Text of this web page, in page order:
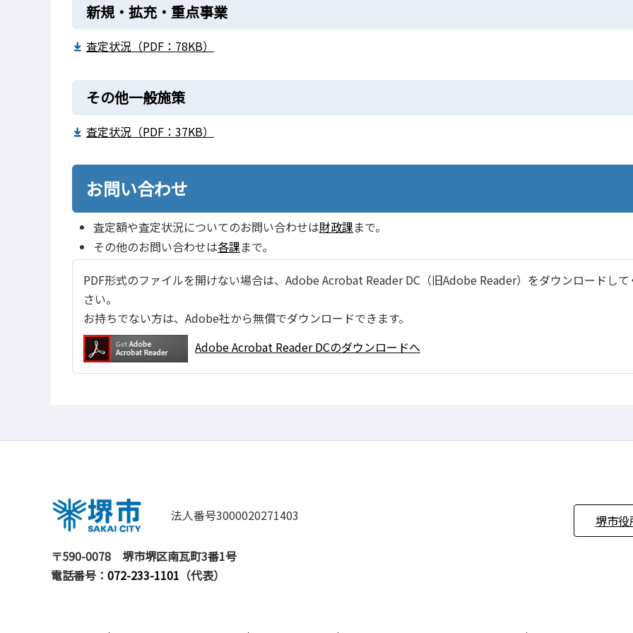
新規・拡充・重点事業
査定状況（PDF：78KB）
その他一般施策
査定状況（PDF：37KB）
お問い合わせ
査定額や査定状況についてのお問い合わせは財政課まで。
その他のお問い合わせは各課まで。
PDF形式のファイルを開けない場合は、Adobe Acrobat Reader DC（旧Adobe Reader）をダウンロードして
さい。
お持ちでない方は、Adobe社から無償でダウンロードできます。
Adobe Acrobat Reader DCのダウンロードへ
法人番号3000020271403
〒590-0078
堺市堺区南瓦町3番1号
電話番号： 072-233-1101 （代表）
堺市